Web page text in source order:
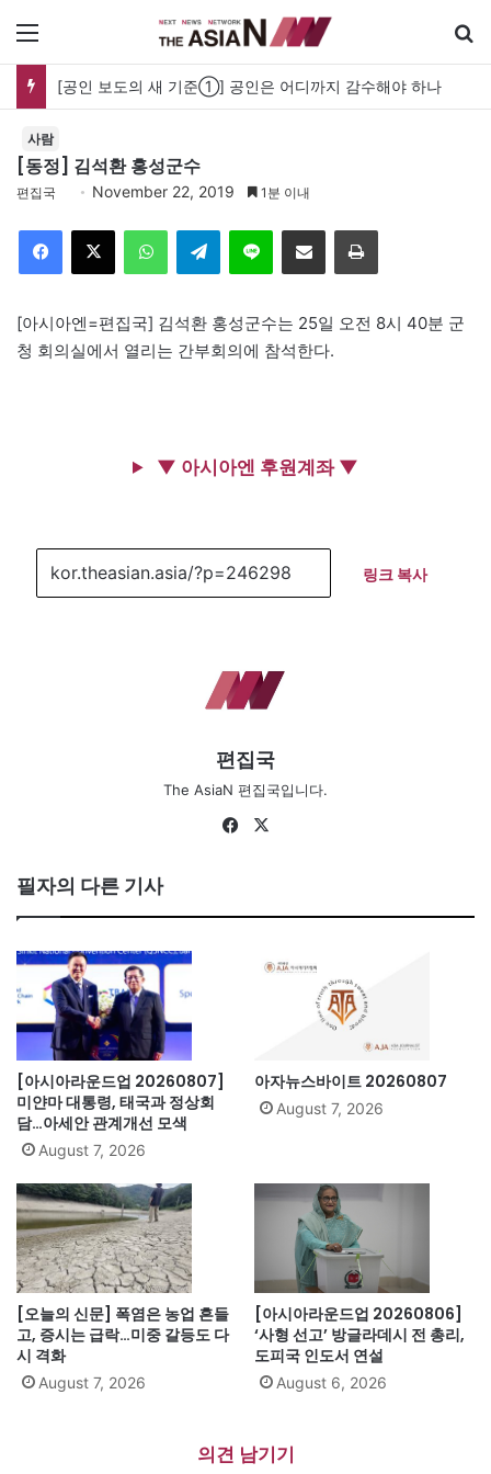
[공인 보도의 새 기준①] 공인은 어디까지 감수해야 하나
사람
[동정] 김석환 홍성군수
편집국 November 22, 2019 1분 이내
Telegram 이메일
[아시아엔=편집국] 김석환 홍성군수는 25일 오전 8시 40분 군
청 회의실에서 열리는 간부회의에 참석한다.
▼ 아시아엔 후원계좌 ▼
링크 복사
편집국
The AsiaN 편집국입니다.
Fa
필자의 다른 기사
[아시아라운드업 20260807]
미얀마 대통령, 태국과 정상회
담…아세안 관계개선 모색
August 7, 2026
아자뉴스바이트 20260807
August 7, 2026
[오늘의 신문] 폭염은 농업 흔들
고, 증시는 급락…미중 갈등도 다
시 격화
August 7, 2026
[아시아라운드업 20260806]
‘사형 선고’ 방글라데시 전 총리,
도피국 인도서 연설
August 6, 2026
의견 남기기